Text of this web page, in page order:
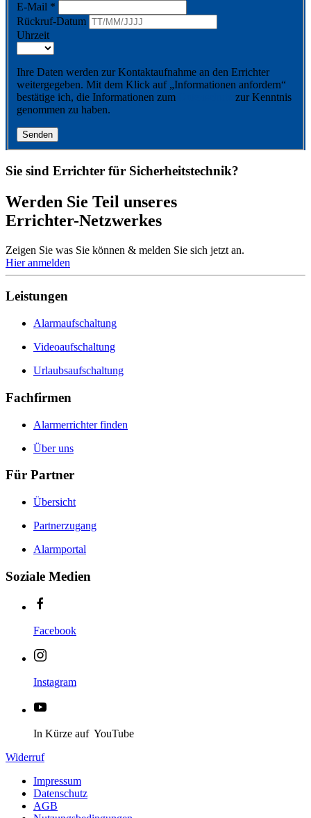
E-Mail *
Rückruf-Datum
Uhrzeit
Ihre Daten werden zur Kontaktaufnahme an den Errichter
weitergegeben. Mit dem Klick auf „Informationen anfordern“
bestätige ich, die Informationen zum
zur Kenntnis
genommen zu haben.
Senden
Sie sind Errichter für Sicherheitstechnik?
Werden Sie Teil unseres
Errichter-Netzwerkes
Zeigen Sie was Sie können & melden Sie sich jetzt an.
Hier anmelden
Leistungen
Alarmaufschaltung
Videoaufschaltung
Urlaubsaufschaltung
Fachfirmen
Alarmerrichter finden
Über uns
Für Partner
Übersicht
Partnerzugang
Alarmportal
Soziale Medien
Facebook
Instagram
In Kürze auf YouTube
Widerruf
Impressum
Datenschutz
AGB